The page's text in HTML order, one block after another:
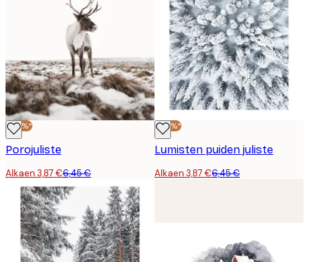
-40%*
Porojuliste
Alkaen 3,87 €6,45 €
-40%*
Lumisten puiden juliste
Alkaen 3,87 €6,45 €